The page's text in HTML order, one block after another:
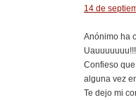
14 de
Anónimo ha
Confieso
alguna vez
Te dejo mi